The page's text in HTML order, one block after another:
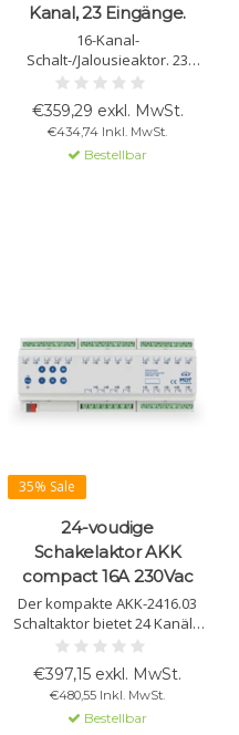
Kanal, 23 Eingänge.
16-Kanal-
Schalt-/Jalousieaktor. 23
Eingänge (16 binär + 7
hohe Lasten (16A).
Konfiguration über ETS5.
€359,29 exkl. MwSt.
€434,74 Inkl. MwSt.
Bestellbar
35% Sale
24-voudige
Schakelaktor AKK
compact 16A 230Vac
Der kompakte AKK-2416.03
Schaltaktor bietet 24 Kanäle
und umfangreiche
Funktionen wie
Zeitsteuerung, Szenen und
Statusrückmeldung. Ideal für
DIN-Schienenmontage.
€397,15 exkl. MwSt.
€480,55 Inkl. MwSt.
Bestellbar